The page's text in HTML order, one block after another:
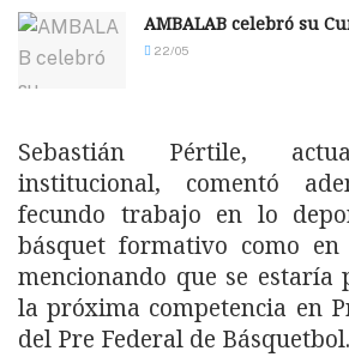
AMBALAB celebró su
22/05
Sebastián Pértile,
institucional, comentó
fecundo trabajo en lo
básquet formativo como en
mencionando que se estaría
la próxima competencia en
del Pre Federal de Básquetbol.